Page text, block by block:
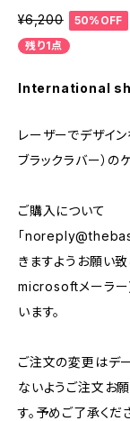
¥6,200
50%OFF
残り1点
International
レーザーでデザイ
ブラックラバー）の
ご購入について
「
きますようお願い
microsoftメーラー
います。
ご注文の変更はデ
ないようご注文お
す。予めご了承くだ